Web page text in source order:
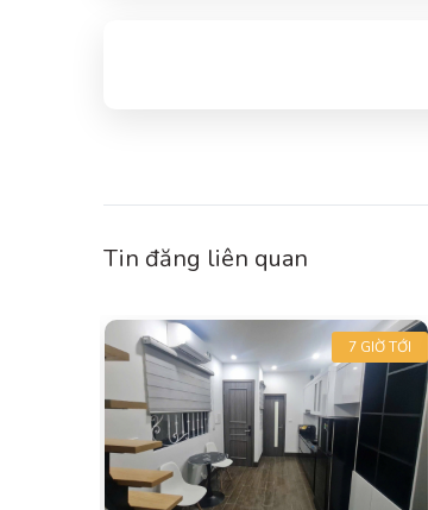
Tin đăng liên quan
7 GIỜ TỚI